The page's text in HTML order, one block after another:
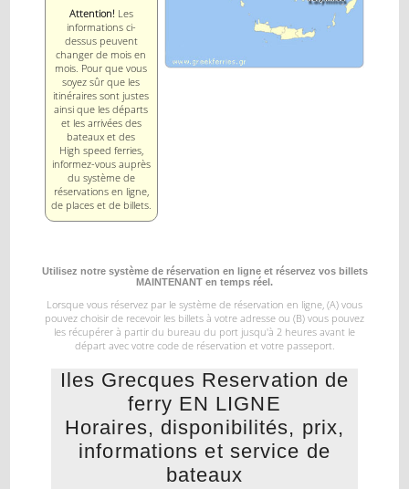
Attention! Les
informations ci-
dessus peuvent
changer de mois en
mois. Pour que vous
soyez sûr que les
itinéraires sont justes
ainsi que les départs
et les arrivées des
bateaux et des
High speed ferries,
informez-vous auprès
du système de
réservations en ligne,
de places et de billets.
Utilisez notre système de réservation en ligne et réservez vos billets
MAINTENANT en temps réel.
Lorsque vous réservez par le système de réservation en ligne, (A) vous
pouvez choisir de recevoir les billets à votre adresse ou (B) vous pouvez
les récupérer à partir du bureau du port jusqu'à 2 heures avant le
départ avec votre code de réservation et votre passeport.
Iles Grecques Reservation de
ferry EN LIGNE
Horaires, disponibilités, prix,
informations et service de
bateaux